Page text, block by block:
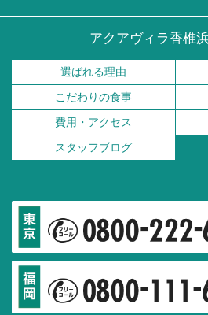
アクアヴィラ香椎
選ばれる理由
こだわりの食事
費用・アクセス
スタッフブログ